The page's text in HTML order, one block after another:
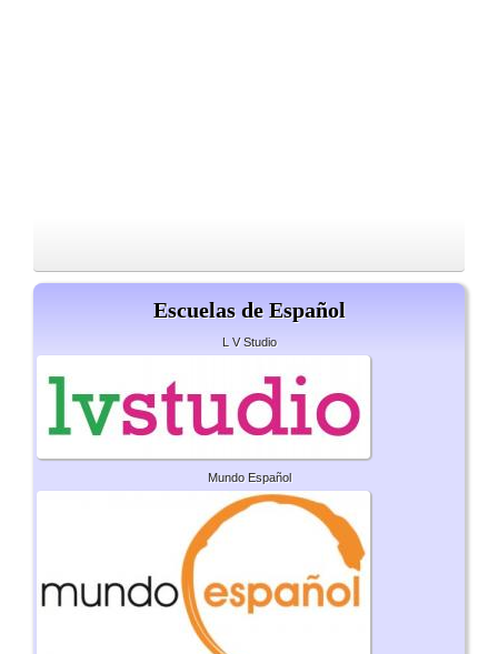
Escuelas de Español
L V Studio
Mundo Español